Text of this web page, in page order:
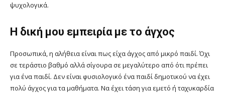
ψυχολογικά.
Η δική μου εμπειρία με το άγχος
Προσωπικά, η αλήθεια είναι πως είχα άγχος από μικρό παιδί. Όχι
σε τεράστιο βαθμό αλλά σίγουρα σε μεγαλύτερο από ότι πρέπει
για ένα παιδί. Δεν είναι φυσιολογικό ένα παιδί δημοτικού να έχει
πολύ άγχος για τα μαθήματα. Να έχει τάση για εμετό ή ταχυκαρδία